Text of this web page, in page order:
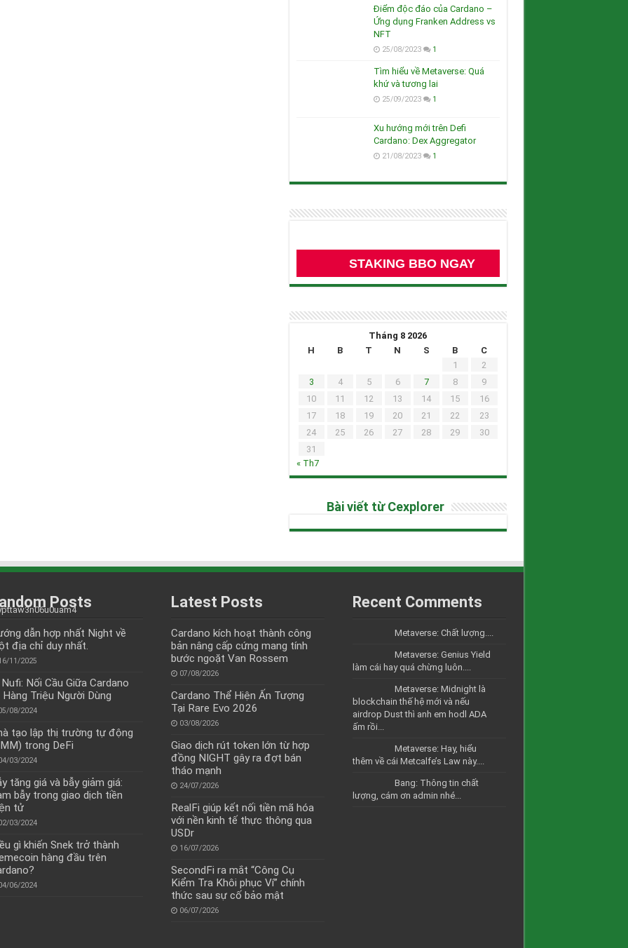
Điểm độc đáo của Cardano –
Ứng dụng Franken Address vs
NFT
25/08/2023 1
Tìm hiểu về Metaverse: Quá
khứ và tương lai
25/09/2023 1
Xu hướng mới trên Defi
Cardano: Dex Aggregator
21/08/2023 1
STAKING BBO NGAY
Tháng 8 2026
H
B T N S B
C
1
2
3
4 5 6 7 8
9
10
11 12 13 14 15
16
17
18 19 20 21 22
23
24
25 26 27 28 29
30
31
« Th7
Bài viết từ Cexplorer
Posts
dẫn hợp nhất Night về
địa chỉ duy nhất.
11/2025
Nối Cầu Giữa Cardano
Hàng Triệu Người Dùng
08/2024
tạo lập thị trường tự động
trong DeFi
03/2024
tăng giá và bẫy giảm giá:
bẫy trong giao dịch tiền
tử
03/2024
gì khiến Snek trở thành
hàng đầu trên
06/2024
Latest Posts
Cardano kích hoạt thành công
bản nâng cấp cứng mang tính
bước ngoặt Van Rossem
07/08/2026
Cardano Thể Hiện Ấn Tượng
Tại Rare Evo 2026
03/08/2026
Giao dịch rút token lớn từ hợp
đồng NIGHT gây ra đợt bán
tháo mạnh
24/07/2026
RealFi giúp kết nối tiền mã hóa
với nền kinh tế thực thông qua
USDr
16/07/2026
SecondFi ra mắt “Công Cụ
Kiểm Tra Khôi phục Ví” chính
thức sau sự cố bảo mật
06/07/2026
Recent Comments
Metaverse: Chất lượng....
Metaverse: Genius Yield
làm cái hay quá chừng luôn....
Metaverse: Midnight là
blockchain thế hệ mới và nếu
airdrop Dust thì anh em hodl ADA
ấm rồi...
Metaverse: Hay, hiểu
thêm về cái Metcalfe’s Law này....
Bang: Thông tin chất
lượng, cám ơn admin nhé...